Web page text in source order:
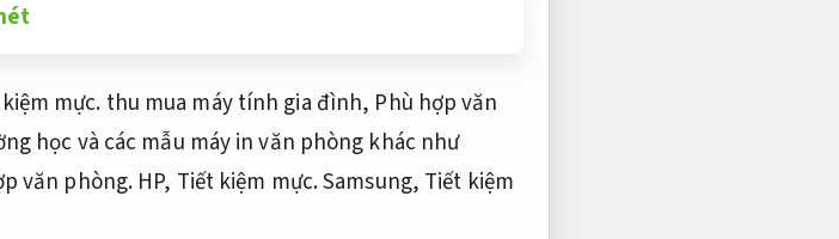
mực. thu mua máy tính gia đình, Phù hợp văn
học và các mẫu máy in văn phòng khác như
văn phòng. HP, Tiết kiệm mực.Samsung, Tiết kiệm